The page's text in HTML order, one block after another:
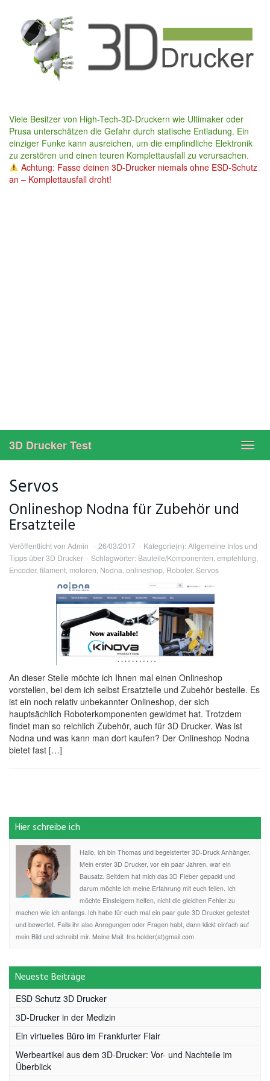
content
Viele Besitzer von High-Tech-3D-Druckern wie Ultimaker oder
Prusa unterschätzen die Gefahr durch statische Entladung. Ein
einziger Funke kann ausreichen, um die empfindliche Elektronik
zu zerstören und einen teuren Komplettausfall zu verursachen.
Achtung: Fasse deinen 3D-Drucker niemals ohne ESD-Schutz
an – Komplettausfall droht!
3D Drucker Test
Servos
Onlineshop Nodna für Zubehör und
Ersatzteile
Veröffentlicht von Admin 26/03/2017 Kategorie(n):Allgemeine Infos und
Tipps über 3D Drucker
Schlagwörter: Bauteile/Komponenten, empfehlung,
Encoder, filament, motoren, Nodna, onlineshop, Roboter, Servos
An dieser Stelle möchte ich Ihnen mal einen Onlineshop
vorstellen, bei dem ich selbst Ersatzteile und Zubehör bestelle. Es
ist ein noch relativ unbekannter Onlineshop, der sich
hauptsächlich Roboterkomponenten gewidmet hat. Trotzdem
findet man so reichlich Zubehör, auch für 3D Drucker. Was ist
Nodna und was kann man dort kaufen? Der Onlineshop Nodna
bietet fast […]
Hier schreibe ich
Hallo, ich bin Thomas und begeisterter 3D-Druck Anhänger.
Mein erster 3D Drucker, vor ein paar Jahren, war ein
Bausatz. Seitdem hat mich das 3D Fieber gepackt und
darum möchte ich meine Erfahrung mit euch teilen. Ich
möchte Einsteigern helfen, nicht die gleichen Fehler zu
machen wie ich anfangs. Ich habe für euch mal ein paar gute 3D Drucker getestet
und bewertet. Falls ihr also Anregungen oder Fragen habt, dann klickt einfach auf
mein Bild und schreibt mir. Meine Mail: fns.holder(at)gmail.com
Neueste Beiträge
ESD Schutz 3D Drucker
3D-Drucker in der Medizin
Ein virtuelles Büro im Frankfurter Flair
Werbeartikel aus dem 3D-Drucker: Vor- und Nachteile im
Überblick